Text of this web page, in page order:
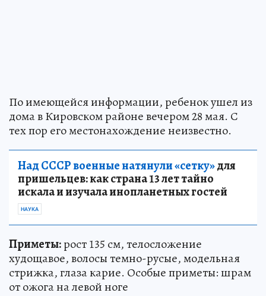
По имеющейся информации, ребенок ушел из
дома в Кировском районе вечером 28 мая. С
тех пор его местонахождение неизвестно.
Над СССР военные натянули «сетку»для
пришельцев: как страна 13 лет тайно
искала и изучала инопланетных гостей
НАУКА
Приметы:рост 135 см, телосложение
худощавое, волосы темно-русые, модельная
стрижка, глаза карие. Особые приметы: шрам
от ожога на левой ноге